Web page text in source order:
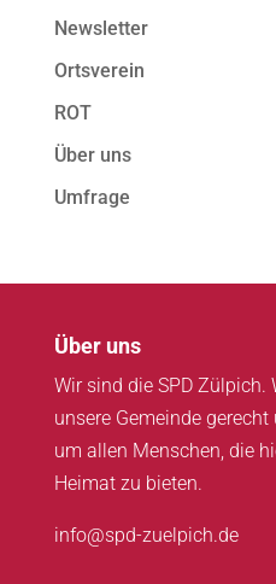
Newsletter
Ortsverein
ROT
Über uns
Umfrage
Über uns
Wir sind die SPD Zülpich.
unsere Gemeinde
um allen Menschen, die
Heimat zu bieten.
info@spd-zuelpich.de